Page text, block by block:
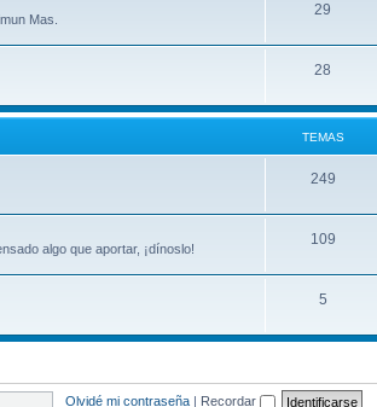
Mas.
29
a
s
28
m
TEMAS
249T
m
a
algo que aportar, ¡dínoslo!
109T
a
5T
a
Olvidé mi contraseña | Recordar